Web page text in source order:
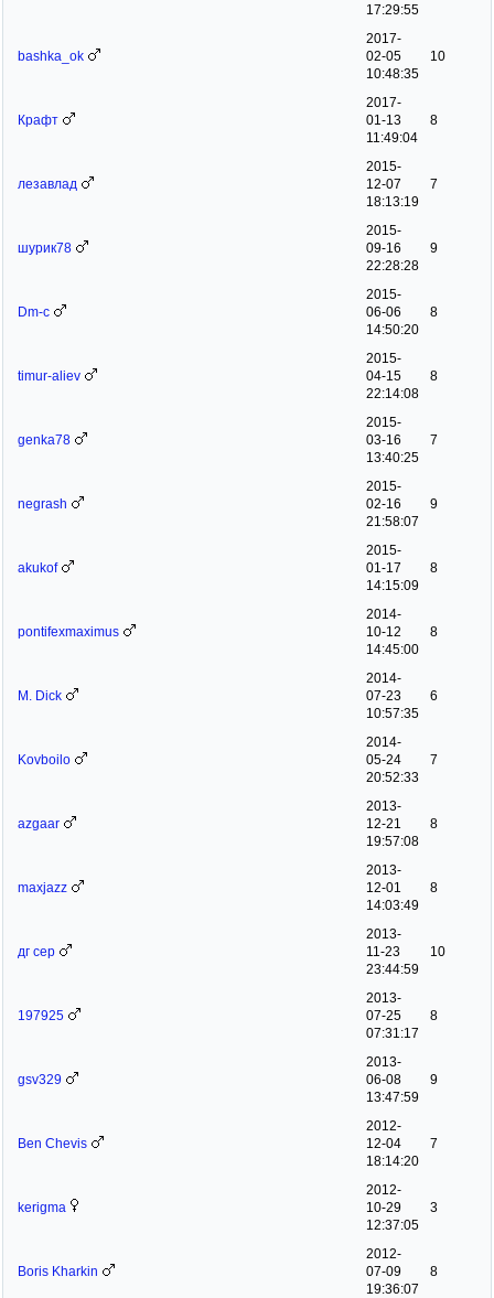
17:29:55
bashka_ok
2017-
02-05
10:48:35
10
Крафт
2017-
01-13
11:49:04
8
лезавлад
2015-
12-07
18:13:19
7
шурик78
2015-
09-16
22:28:28
9
Dm-c
2015-
06-06
14:50:20
8
timur-aliev
2015-
04-15
22:14:08
8
genka78
2015-
03-16
13:40:25
7
negrash
2015-
02-16
21:58:07
9
akukof
2015-
01-17
14:15:09
8
pontifexmaximus
2014-
10-12
14:45:00
8
M. Dick
2014-
07-23
10:57:35
6
Kovboilo
2014-
05-24
20:52:33
7
azgaar
2013-
12-21
19:57:08
8
maxjazz
2013-
12-01
14:03:49
8
дг сер
2013-
11-23
23:44:59
10
197925
2013-
07-25
07:31:17
8
gsv329
2013-
06-08
13:47:59
9
Ben Chevis
2012-
12-04
18:14:20
7
kerigma
2012-
10-29
12:37:05
3
Boris Kharkin
2012-
07-09
19:36:07
8